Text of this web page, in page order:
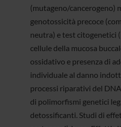
(mutageno/cancerogeno)
genotossicità precoce
neutra) e test citogenetici
cellule della mucosa
ossidativo e presenza di
individuale al danno
processi riparativi del
di polimorfismi genetici
detossificanti. Studi di